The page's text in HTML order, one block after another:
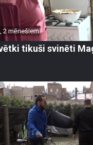
2 mēnešiem
tikuši svinēti